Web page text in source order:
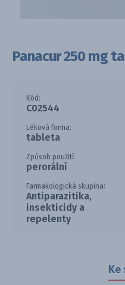
Panacur 250 mg
Kód:
C02544
Léková forma:
tableta
Způsob použití:
perorální
Farmakologická skupina:
Antiparazitika,
insekticidy a
repelenty
Ke